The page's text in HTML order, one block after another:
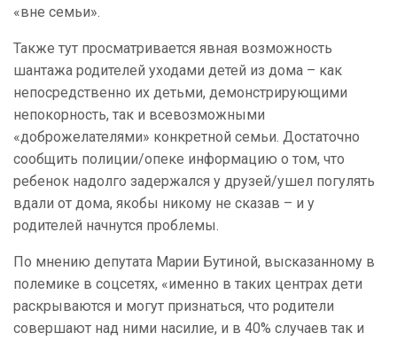
«вне семьи».
Также тут просматривается явная возможность
шантажа родителей уходами детей из дома – как
непосредственно их детьми, демонстрирующими
непокорность, так и всевозможными
«доброжелателями» конкретной семьи. Достаточно
сообщить полиции/опеке информацию о том, что
ребенок надолго задержался у друзей/ушел погулять
вдали от дома, якобы никому не сказав – и у
родителей начнутся проблемы.
По мнению депутата Марии Бутиной, высказанному в
полемике в соцсетях, «именно в таких центрах дети
раскрываются и могут признаться, что родители
совершают над ними насилие, и в 40% случаев так и